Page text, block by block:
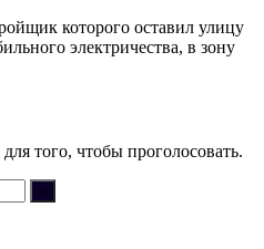
которого оставил улицу
электричества, в зону
для того, чтобы проголосовать.